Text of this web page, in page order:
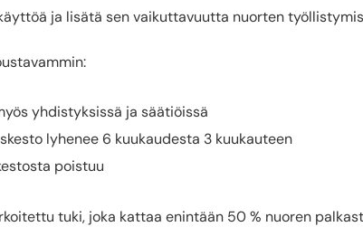
ja lisätä sen vaikuttavuutta nuorten
yhdistyksissä ja säätiöissä
lyhenee 6 kuukaudesta 3 kuukauteen
poistuu
tuki, joka kattaa enintään 50 % nuoren